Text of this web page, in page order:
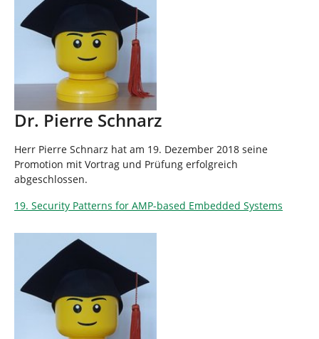
Dr. Pierre Schnarz
Herr Pierre Schnarz hat am 19. Dezember 2018 seine
Promotion mit Vortrag und Prüfung erfolgreich
abgeschlossen.
19. Security Patterns for AMP-based Embedded Systems